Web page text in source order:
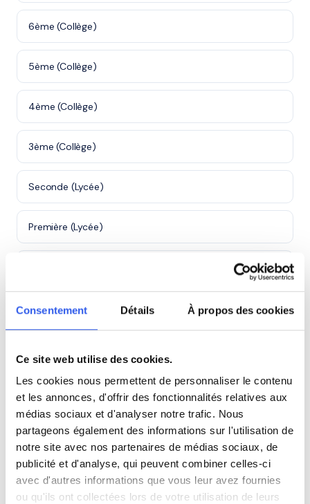
Consentement Détails À propos des cookies
Ce site web utilise des cookies.
Les cookies nous permettent de personnaliser le contenu
et les annonces, d'offrir des fonctionnalités relatives aux
médias sociaux et d'analyser notre trafic. Nous
partageons également des informations sur l'utilisation de
notre site avec nos partenaires de médias sociaux, de
publicité et d'analyse, qui peuvent combiner celles-ci
avec d'autres informations que vous leur avez fournies
ou qu'ils ont collectées lors de votre utilisation de leurs
6ème (Collège)
5ème (Collège)
4ème (Collège)
3ème (Collège)
Seconde (Lycée)
Première (Lycée)
Études supérieures (Supérieur & Adultes)
⭐
246+ familles accompagnées à Harfleur
Note moyenne de 4.8/5. Notre organisme partenaire
intervient à domicile à Harfleur et alentours.
Rejoindre ces familles →